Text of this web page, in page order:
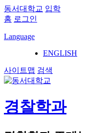
동서대학교 입학
홈 로그인
Language
ENGLISH
사이트맵 검색
경찰학과